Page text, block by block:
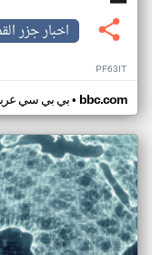
اخبار جزر
PF63IT
بي بي سي• bbc.com